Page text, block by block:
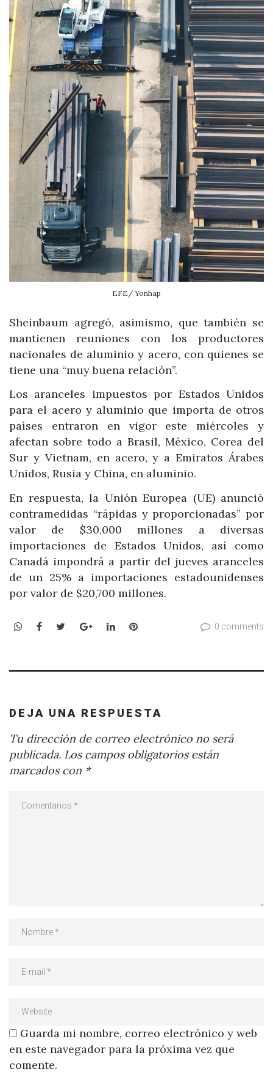
EFE/ Yonhap
Sheinbaum agregó, asimismo, que también se
mantienen reuniones con los productores
nacionales de aluminio y acero, con quienes se
tiene una “muy buena relación”.
Los aranceles impuestos por Estados Unidos
para el acero y aluminio que importa de otros
países entraron en vigor este miércoles y
afectan sobre todo a Brasil, México, Corea del
Sur y Vietnam, en acero, y a Emiratos Árabes
Unidos, Rusia y China, en aluminio.
En respuesta, la Unión Europea (UE) anunció
contramedidas “rápidas y proporcionadas” por
valor de $30,000 millones a diversas
importaciones de Estados Unidos, así como
Canadá impondrá a partir del jueves aranceles
de un 25% a importaciones estadounidenses
por valor de $20,700 millones.
WhatsApp
Facebook
TwitterGoogle+LinkedInPinterest 0 comments
DEJA UNA RESPUESTA
Tu dirección de correo electrónico no será
publicada. Los campos obligatorios están
marcados con *
Guarda mi nombre, correo electrónico y web
en este navegador para la próxima vez que
comente.